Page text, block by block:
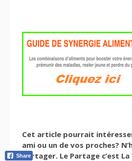
Cet article pourrait
ami ou un de vos proches?
partager. Le Partage c’est La
Share